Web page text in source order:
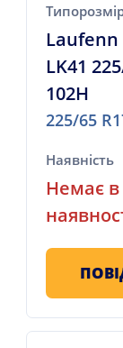
Laufenn
LK41
102H
225/65
Наявність
Немає в